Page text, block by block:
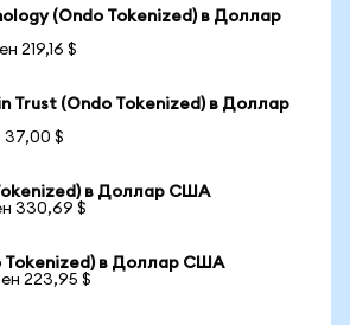
(Ondo Tokenized) в Доллар
219,16 $
Trust (Ondo Tokenized) в Доллар
37,00 $
в Доллар США
330,69 $
Tokenized) в Доллар США
223,95 $